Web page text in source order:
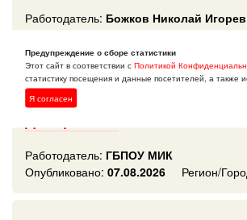
Работодатель: Божков Николай
Преподаватель
Работодатель: ГБПОУ МИК
Опубликовано: 07.08.2026 Регион/
Предупреждение о сборе статистики
Этот сайт в соответствии сПолитикой
статистику посещения и данные посетителей, а также
Я согласен